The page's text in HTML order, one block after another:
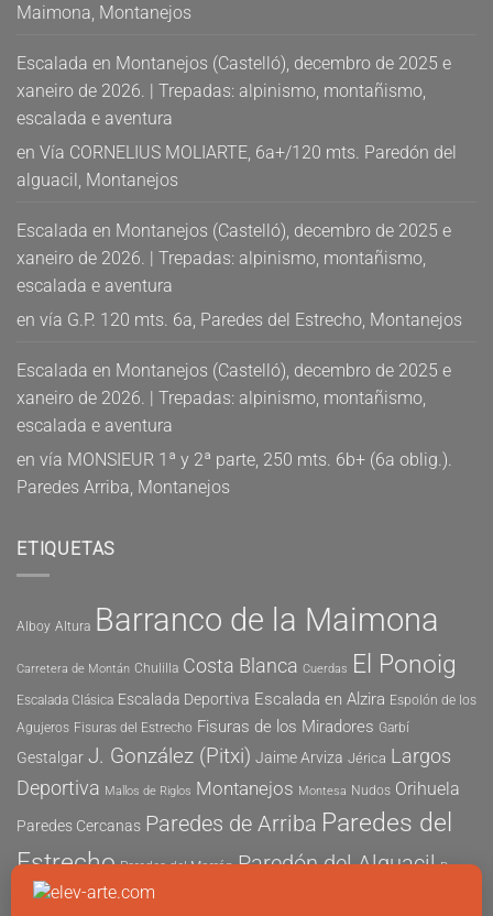
Maimona, Montanejos
Escalada en Montanejos (Castelló), decembro de 2025 e
xaneiro de 2026. | Trepadas: alpinismo, montañismo,
escalada e aventura
en Vía CORNELIUS MOLIARTE, 6a+/120 mts. Paredón del
alguacil, Montanejos
Escalada en Montanejos (Castelló), decembro de 2025 e
xaneiro de 2026. | Trepadas: alpinismo, montañismo,
escalada e aventura
en vía G.P. 120 mts. 6a, Paredes del Estrecho, Montanejos
Escalada en Montanejos (Castelló), decembro de 2025 e
xaneiro de 2026. | Trepadas: alpinismo, montañismo,
escalada e aventura
en vía MONSIEUR 1ª y 2ª parte, 250 mts. 6b+ (6a oblig.).
Paredes Arriba, Montanejos
ETIQUETAS
Alboy Altura Barranco de la Maimona
Carretera de Montán Chulilla Costa Blanca Cuerdas El Ponoig
Escalada Clásica Escalada Deportiva Escalada en Alzira Espolón de los
Agujeros Fisuras del Estrecho Fisuras de los Miradores Garbí
Gestalgar J. González (Pitxi) Jaime Arviza Jérica Largos
Deportiva Mallos de Riglos Montanejos Montesa Nudos Orihuela
Paredes Cercanas Paredes de Arriba Paredes del
Estrecho Paredes del Morrón Paredón del Alguacil Pau
Peña María Peñón de Ifach